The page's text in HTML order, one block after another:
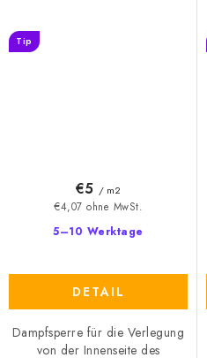
Tip
5–10 Werktage
€4,07 ohne MwSt.
€5 / m2
DETAIL
Dampfsperre für die Verlegung
von der Innenseite des